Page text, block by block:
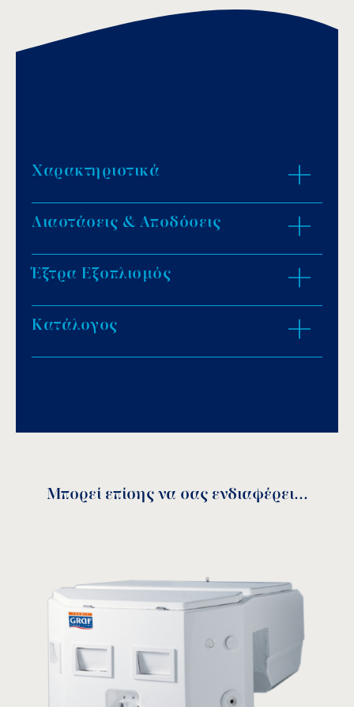
Χαρακτηριστικά
Με φίλτρο άμμου.
Εγκατάσταση χωρίς σωλήνες.
Πλήρως μονταρισμένα, έτοιμα για
τοποθέτηση.
Διαστάσεις & Αποδόσεις
Έξτρα Εξοπλισμός
Φωτιστικό για αυτόνομα συστήματα φίλτρανσης
ΜΟΝΤΕΛΟ:TECPROLEDB
Κατάλογος
Μπορεί επίσης να σας ενδιαφέρει...